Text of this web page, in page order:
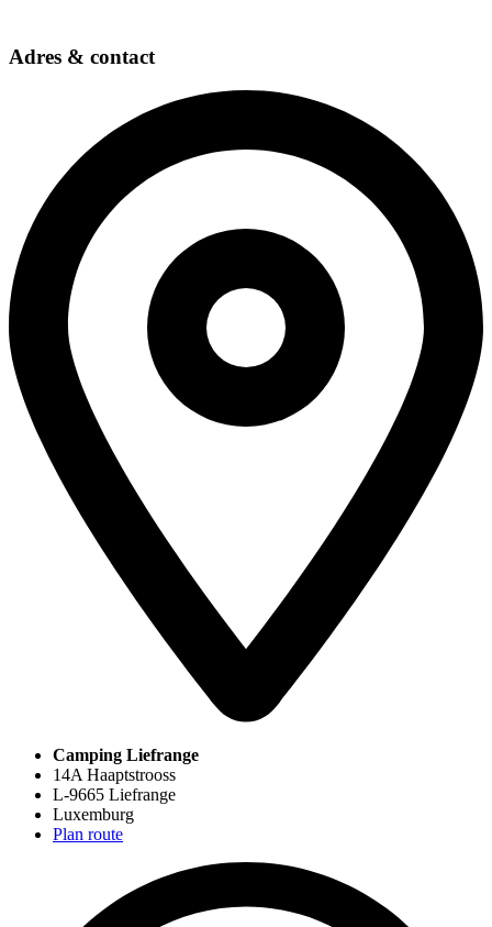
Adres & contact
Camping Liefrange
14A Haaptstrooss
L-9665 Liefrange
Luxemburg
Plan route